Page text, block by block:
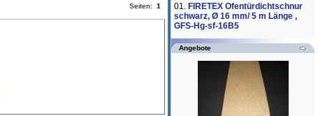
Seiten: 1 01. FIRETEX Ofentürdichtschnur
schwarz, Ø 16 mm/ 5 m Länge ,
GFS-Hg-sf-16B5
Angebote